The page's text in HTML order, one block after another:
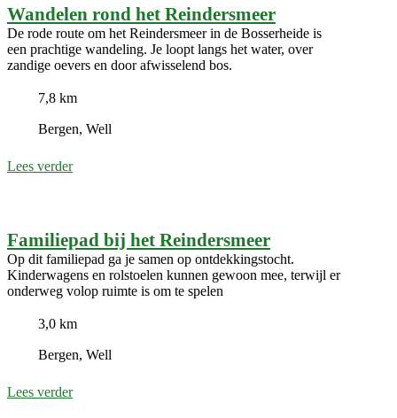
Wandelen rond het Reindersmeer
De rode route om het Reindersmeer in de Bosserheide is
een prachtige wandeling. Je loopt langs het water, over
zandige oevers en door afwisselend bos.
7,8 km
Bergen, Well
Lees verder
Familiepad bij het Reindersmeer
Op dit familiepad ga je samen op ontdekkingstocht.
Kinderwagens en rolstoelen kunnen gewoon mee, terwijl er
onderweg volop ruimte is om te spelen
3,0 km
Bergen, Well
Lees verder